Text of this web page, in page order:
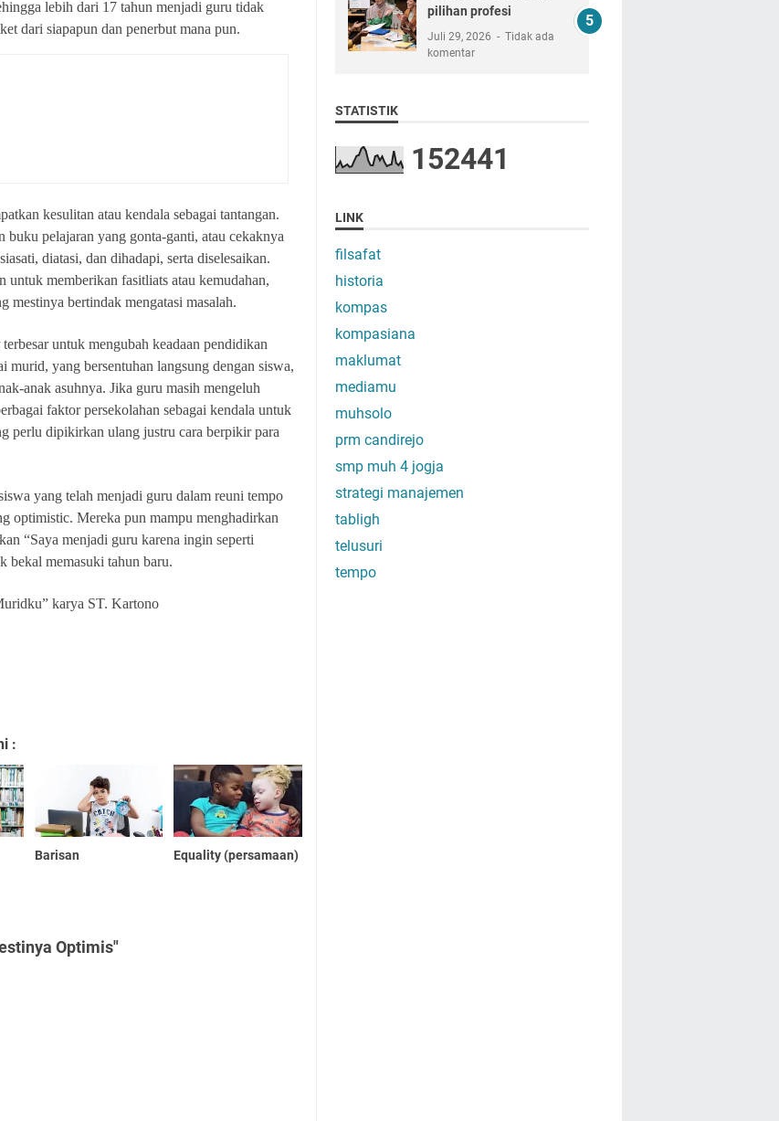
lebih dari 17 tahun menjadi guru tidak
dari siapapun dan penerbut mana pun.
kesulitan atau kendala sebagai tantangan.
buku pelajaran yang gonta-ganti, atau cekaknya
diatasi, dan dihadapi, serta diselesaikan.
untuk memberikan fasitliats atau kemudahan,
mestinya bertindak mengatasi masalah.
untuk mengubah keadaan pendidikan
murid, yang bersentuhan langsung dengan siswa,
anak asuhnya. Jika guru masih mengeluh
faktor persekolahan sebagai kendala untuk
perlu dipikirkan ulang justru cara berpikir para
yang telah menjadi guru dalam reuni tempo
optimistic. Mereka pun mampu menghadirkan
“Saya menjadi guru karena ingin seperti
bekal memasuki tahun baru.
karya ST. Kartono
:
Barisan Equality (persamaan)
Optimis"
pilihan profesi
Juli 29, 2026
Tidak ada
komentar
STATISTIK
152441
LINK
filsafat
historia
kompas
kompasiana
maklumat
mediamu
muhsolo
prm candirejo
smp muh 4 jogja
strategi manajemen
tabligh
telusuri
tempo